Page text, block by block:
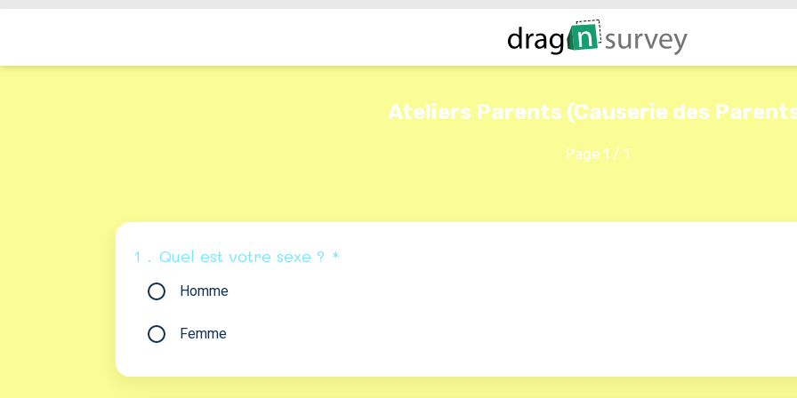
Ateliers Parents (Causerie des
Page 1 / 1
1 . Quel est votre sexe ? *
Homme
Femme